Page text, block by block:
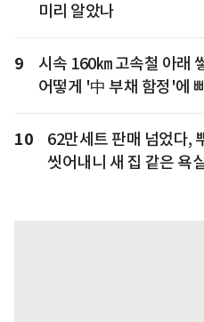
미리 알았나
9
시속 160㎞ 고속철 아래
어떻게 '中 부채 함정'에
10
62만세트 판매 넘었다,
씻어내니 새 집 같은 욕